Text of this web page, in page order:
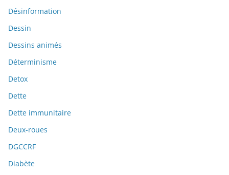
Désinformation
Dessin
Dessins animés
Déterminisme
Detox
Dette
Dette immunitaire
Deux-roues
DGCCRF
Diabète